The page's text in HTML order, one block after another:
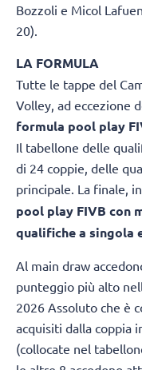
Bozzoli e Micol
20).
LA FORMULA
Tutte le tappe del
Volley, ad eccezione
formula pool play
Il tabellone delle
di 24 coppie, delle
principale. La finale,
pool play FIVB con
qualifiche a singola
Al main draw
punteggio più alto
2026 Assoluto che è
acquisiti dalla coppia
(collocate nel